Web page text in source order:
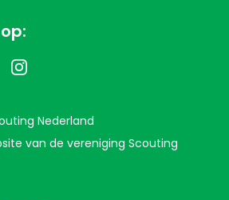
Nederland
van de vereniging Scouting